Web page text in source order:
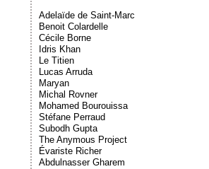
Adelaïde de Saint-Marc
Benoit Colardelle
Cécile Borne
Idris Khan
Le Titien
Lucas Arruda
Maryan
Michal Rovner
Mohamed Bourouissa
Stéfane Perraud
Subodh Gupta
The Anymous Project
Évariste Richer
Abdulnasser Gharem